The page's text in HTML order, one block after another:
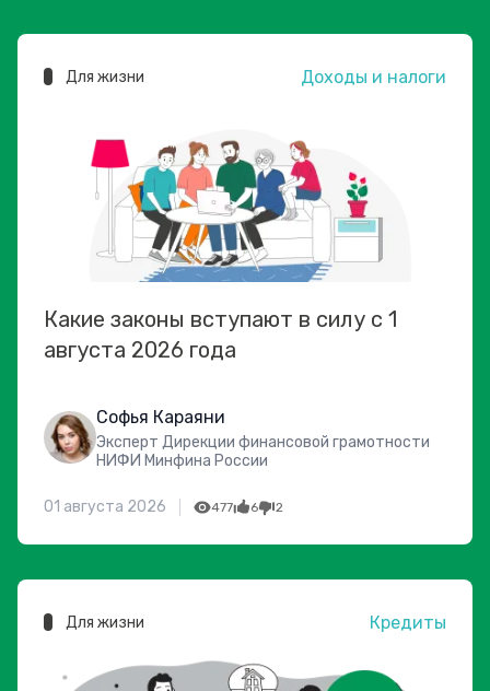
Для жизни Доходы и налоги
Какие законы вступают в силу с 1
августа 2026 года
Софья Караяни
Эксперт Дирекции финансовой грамотности
НИФИ Минфина России
01 августа 2026 477 6 2
Для жизни Кредиты